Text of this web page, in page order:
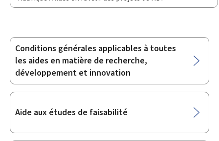
Sous-
rubriques
Conditions générales applicables à toutes
les aides en matière de recherche,
développement et innovation
Aide aux études de faisabilité